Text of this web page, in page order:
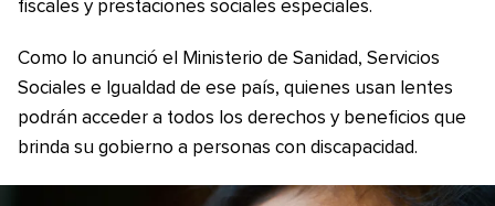
fiscales y prestaciones sociales especiales.
Como lo anunció el Ministerio de Sanidad, Servicios
Sociales e Igualdad de ese país, quienes usan lentes
podrán acceder a todos los derechos y beneficios que
brinda su gobierno a personas con discapacidad.